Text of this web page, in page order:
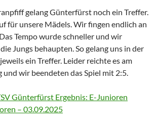
gelang Günterfürst noch ein Treffer.
für unsere Mädels. Wir fingen endlich an
Tempo wurde schneller und wir
Jungs behaupten. So gelang uns in der
ein Treffer. Leider reichte es am
und wir beendeten das Spiel mit 2:5.
Günterfürst Ergebnis: E-Junioren
– 03.09.2025